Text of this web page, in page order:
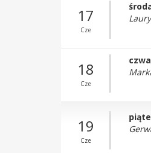
17
Cze
18
Cze
19
Cze